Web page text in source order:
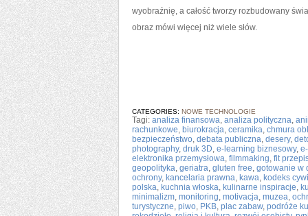
wyobraźnię, a całość tworzy rozbudowany
obraz mówi więcej niż wiele słów.
CATEGORIES: NOWE TECHNOLOGIE
Tagi: analiza finansowa, analiza polityczna,
rachunkowe, biurokracja, ceramika, chmura
bezpieczeństwo, debata publiczna, desery,
photography, druk 3D, e-learning biznesowy,
elektronika przemysłowa, filmmaking, fit
geopolityka, geriatra, gluten free, gotowanie w
ochrony, kancelaria prawna, kawa, kodeks
polska, kuchnia włoska, kulinarne inspiracje,
minimalizm, monitoring, motivacja, muzea,
turystyczne, piwo, PKB, plac zabaw, podróże